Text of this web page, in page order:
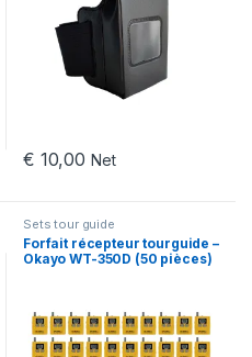
€ 10,00 Net
Sets tour guide
Forfait récepteur tourguide –
Okayo WT-350D (50 pièces)